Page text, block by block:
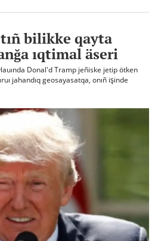
bilikke qayta
ıqtimal äseri
Donal'd Tramp jeñiske jetip ötken
jahandıq geosayasatqa, onıñ işinde